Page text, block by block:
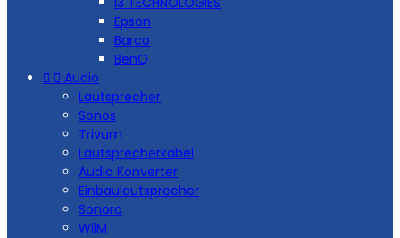
Epson
Barco
BenQ
  Audio
Lautsprecher
Sonos
Trivum
Lautsprecherkabel
Audio Konverter
Einbaulautsprecher
Sonoro
WiiM